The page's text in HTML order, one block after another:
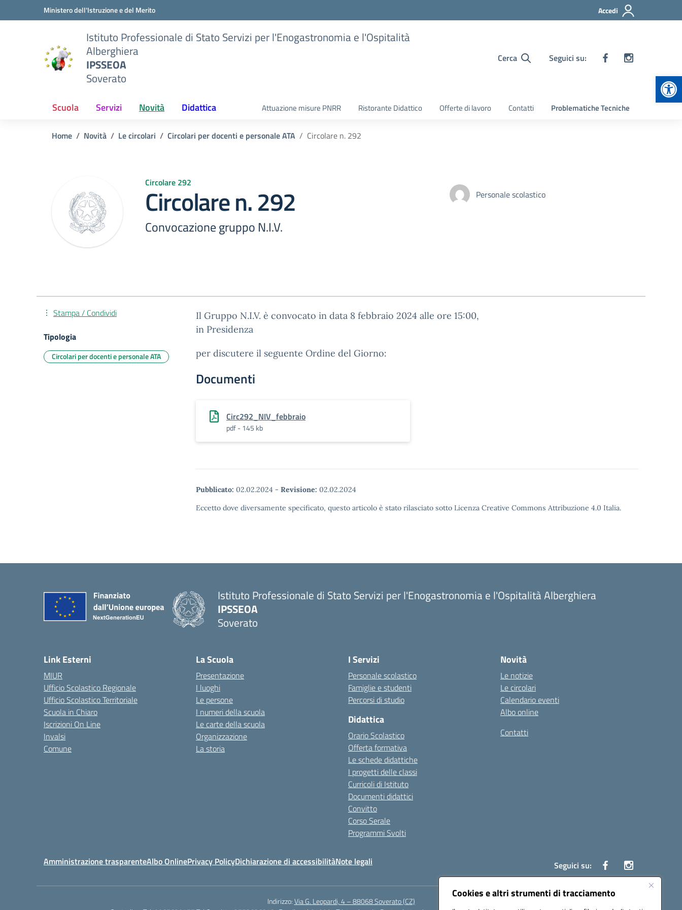
Cookies e altri strumenti di tracciamento
Vai ai contenuti
Vai al menu di navigazioneMinistero dell'Istruzione e del Merito Accedi
Istituto Professionale di Stato Servizi per l'Enogastronomia e l'Ospitalità
Alberghiera
IPSSEOA
Soverato
Cerca Seguici su:
Scuola Servizi Novità Didattica Attuazione misure PNRR Ristorante Didattico Offerte di lavoro Contatti Problematiche Tecniche
Home Novità Le circolari Circolari per docenti e personale ATA Circolare n. 292
Circolare 292
Circolare n. 292
Convocazione gruppo N.I.V.
Personale scolastico
Il Gruppo N.I.V. è convocato in data 8 febbraio 2024 alle ore 15:00,
in Presidenza
per discutere il seguente Ordine del Giorno:
Documenti
Circ292_NIV_febbraio
pdf - 145 kb
Pubblicato: 02.02.2024 - Revisione: 02.02.2024
Eccetto dove diversamente specificato, questo articolo è stato rilasciato sotto Licenza Creative Commons Attribuzione 4.0 Italia.
Stampa / Condividi
Tipologia
Circolari per docenti e personale ATA
Istituto Professionale di Stato Servizi per l'Enogastronomia e l'Ospitalità Alberghiera
IPSSEOA
Soverato
Link Esterni
MIUR
Ufficio Scolastico Regionale
Ufficio Scolastico Territoriale
Scuola in Chiaro
Iscrizioni On Line
Invalsi
Comune
La Scuola
Presentazione
I luoghi
Le persone
I numeri della scuola
Le carte della scuola
Organizzazione
La storia
I Servizi
Personale scolastico
Famiglie e studenti
Percorsi di studio
Didattica
Orario Scolastico
Offerta formativa
Le schede didattiche
I progetti delle classi
Curricoli di Istituto
Documenti didattici
Convitto
Corso Serale
Programmi Svolti
Novità
Le notizie
Le circolari
Calendario eventi
Albo online
Contatti
Amministrazione trasparenteAlbo OnlinePrivacy PolicyDichiarazione di accessibilitàNote legali Seguici su:
Indirizzo:Via G. Leopardi, 4 – 88068 Soverato (CZ)